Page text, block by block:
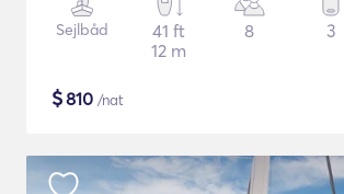
Sejlbåd
41 ft
12 m
8 3
$810 /nat